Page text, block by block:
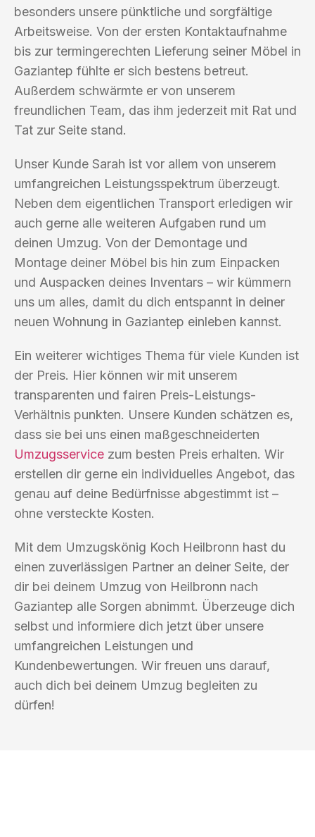
besonders unsere pünktliche und sorgfältige
Arbeitsweise. Von der ersten Kontaktaufnahme
bis zur termingerechten Lieferung seiner Möbel in
Gaziantep fühlte er sich bestens betreut.
Außerdem schwärmte er von unserem
freundlichen Team, das ihm jederzeit mit Rat und
Tat zur Seite stand.
Unser Kunde Sarah ist vor allem von unserem
umfangreichen Leistungsspektrum überzeugt.
Neben dem eigentlichen Transport erledigen wir
auch gerne alle weiteren Aufgaben rund um
deinen Umzug. Von der Demontage und
Montage deiner Möbel bis hin zum Einpacken
und Auspacken deines Inventars – wir kümmern
uns um alles, damit du dich entspannt in deiner
neuen Wohnung in Gaziantep einleben kannst.
Ein weiterer wichtiges Thema für viele Kunden ist
der Preis. Hier können wir mit unserem
transparenten und fairen Preis-Leistungs-
Verhältnis punkten. Unsere Kunden schätzen es,
dass sie bei uns einen maßgeschneiderten
Umzugsservice zum besten Preis erhalten. Wir
erstellen dir gerne ein individuelles Angebot, das
genau auf deine Bedürfnisse abgestimmt ist –
ohne versteckte Kosten.
Mit dem Umzugskönig Koch Heilbronn hast du
einen zuverlässigen Partner an deiner Seite, der
dir bei deinem Umzug von Heilbronn nach
Gaziantep alle Sorgen abnimmt. Überzeuge dich
selbst und informiere dich jetzt über unsere
umfangreichen Leistungen und
Kundenbewertungen. Wir freuen uns darauf,
auch dich bei deinem Umzug begleiten zu
dürfen!